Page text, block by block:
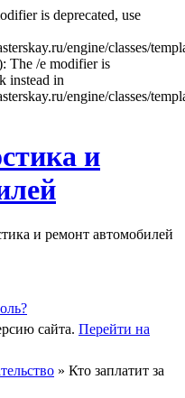
is deprecated, use
engine/classes/
The /e modifier is
instead in
engine/classes/
и
и ремонт автомобилей
сайта. Перейти на
» Кто заплатит за